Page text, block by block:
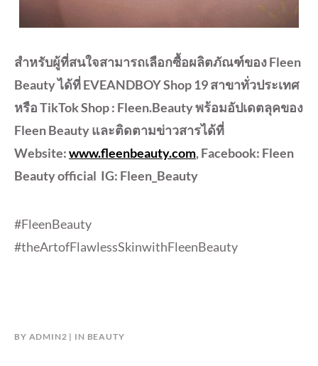
สำหรับผู้ที่สนใจสามารถเลือกซื้อผลิตภัณฑ์ของ Fleen
Beauty ได้ที่ EVEANDBOY Shop 19 สาขาทั่วประเทศ
หรือ TikTok Shop : Fleen.Beauty พร้อมอัปเดตลุคของ
Fleen Beauty และติดตามข่าวสารได้ที่
Website:www.fleenbeauty.com, Facebook: Fleen
Beauty official IG: Fleen_Beauty
#FleenBeauty
#theArtofFlawlessSkinwithFleenBeauty
BY ADMIN2 IN BEAUTY